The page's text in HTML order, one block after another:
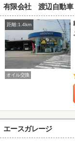
有限会社 渡辺自動車
距離:1.4km
オイル交換
エースガレージ